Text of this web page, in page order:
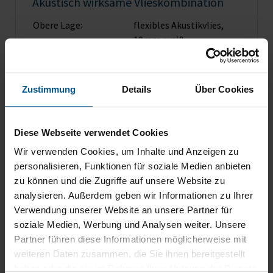
Zustimmung Details Über Cookies
Diese Webseite verwendet Cookies
Wir verwenden Cookies, um Inhalte und Anzeigen zu
personalisieren, Funktionen für soziale Medien anbieten
zu können und die Zugriffe auf unsere Website zu
analysieren. Außerdem geben wir Informationen zu Ihrer
Verwendung unserer Website an unsere Partner für
soziale Medien, Werbung und Analysen weiter. Unsere
Partner führen diese Informationen möglicherweise mit
weiteren Daten zusammen, die Sie ihnen bereitgestellt
Obere Lage:
flexibles Akustikvlies,
10mm, weiß
feste Akustikplatte aus
Vlies, 18mm, weiß
Untere Lage:
flexibles Akustikvlies,
Brandschutzzertifikat: B1 – schwer
entflammbar nach DIN
4102
Hinweis:
Vliesmaterialien
zertifiziert nach
Standard 100 von OEKO-
Tex®